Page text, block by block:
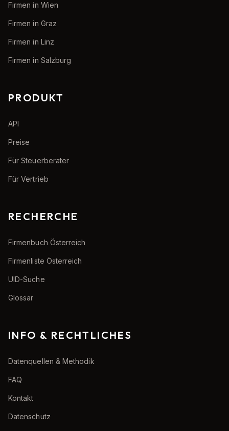
Firmen in Wien
Firmen in Graz
Firmen in Linz
Firmen in Salzburg
PRODUKT
API
Preise
Für Steuerberater
Für Vertrieb
RECHERCHE
Firmenbuch Österreich
Firmenliste Österreich
UID-Suche
Glossar
INFO & RECHTLICHES
Datenquellen & Methodik
FAQ
Kontakt
Datenschutz